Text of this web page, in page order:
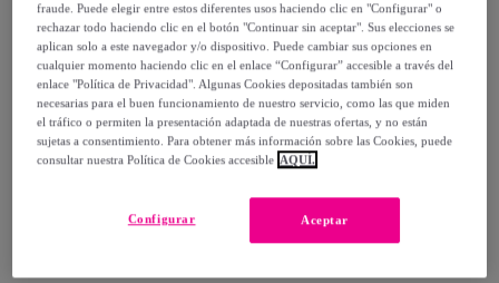
Entrega
Entrega desde5,95 €
Entrega: Entre el14/08y el17/08
fraude. Puede elegir entre estos diferentes usos haciendo clic en "Configurar" o
rechazar todo haciendo clic en el botón "Continuar sin aceptar". Sus elecciones se
aplican solo a este navegador y/o dispositivo. Puede cambiar sus opciones en
cualquier momento haciendo clic en el enlace “Configurar” accesible a través del
enlace "Política de Privacidad". Algunas Cookies depositadas también son
necesarias para el buen funcionamiento de nuestro servicio, como las que miden
el tráfico o permiten la presentación adaptada de nuestras ofertas, y no están
sujetas a consentimiento. Para obtener más información sobre las Cookies, puede
consultar nuestra Política de Cookies accesible AQUÍ.
Aceptar
Configurar